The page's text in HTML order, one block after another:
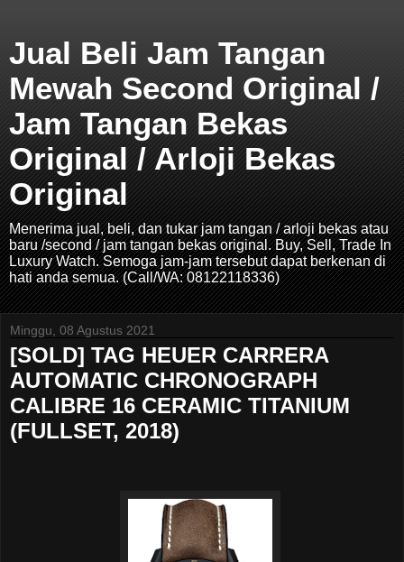
Jual Beli Jam Tangan
Mewah Second Original /
Jam Tangan Bekas
Original / Arloji Bekas
Original
Menerima jual, beli, dan tukar jam tangan / arloji bekas atau
baru /second / jam tangan bekas original. Buy, Sell, Trade In
Luxury Watch. Semoga jam-jam tersebut dapat berkenan di
hati anda semua. (Call/WA: 08122118336)
Minggu, 08 Agustus 2021
[SOLD] TAG HEUER CARRERA
AUTOMATIC CHRONOGRAPH
CALIBRE 16 CERAMIC TITANIUM
(FULLSET, 2018)